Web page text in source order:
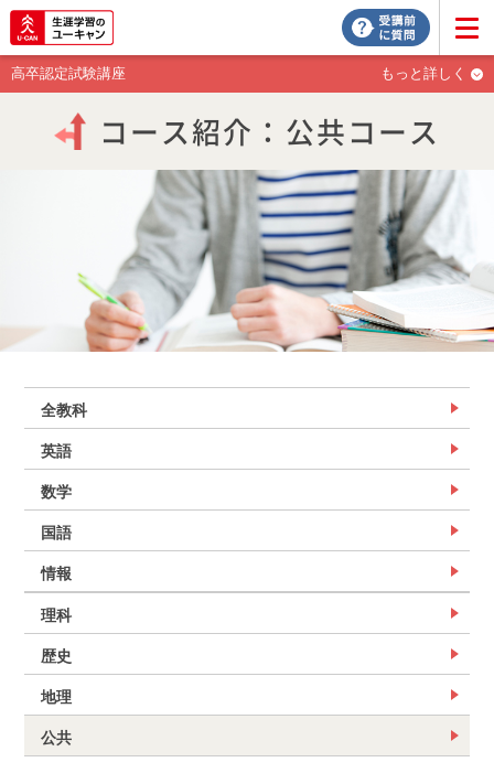
高卒認定試験講座 もっと詳しく
コース紹介：公共コース
全教科
英語
数学
国語
情報
理科
歴史
地理
公共